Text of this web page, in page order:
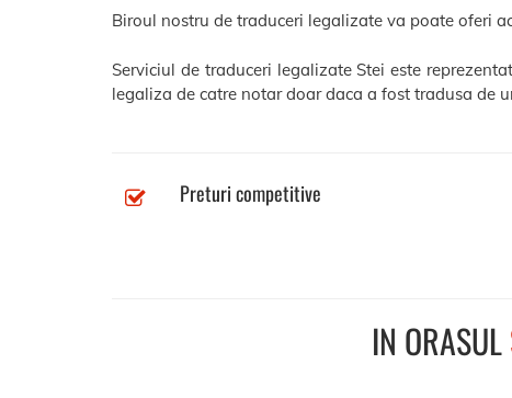
Biroul nostru de traduceri legalizate va poate oferi
Serviciul de traduceri legalizate Stei este
legaliza de catre notar doar daca a fost tradusa de
Preturi competitive
IN ORASUL